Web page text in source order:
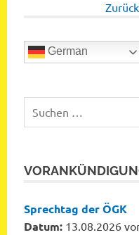
German
nach:
Sprechtag der ÖGK
Datum: 13.08.2026